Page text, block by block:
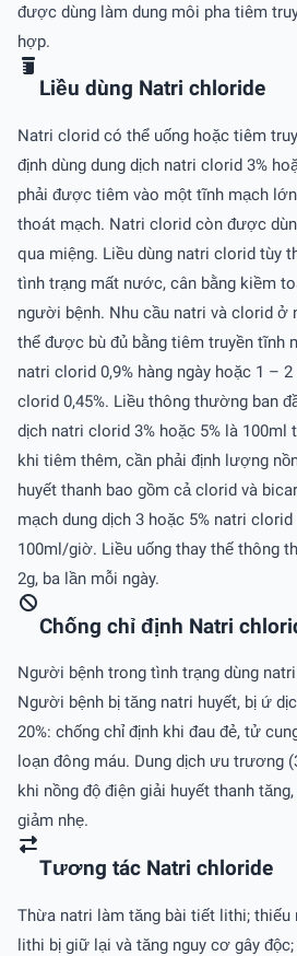
được dùng làm dung môi pha tiêm
hợp.
Liều dùng Natri chloride
Natri clorid có thể uống hoặc tiêm
định dùng dung dịch natri clorid 3%
phải được tiêm vào một tĩnh mạch
thoát mạch. Natri clorid còn được
qua miệng. Liều dùng natri clorid tùy
tình trạng mất nước, cân bằng kiềm
người bệnh. Nhu cầu natri và clorid
thể được bù đủ bằng tiêm truyền tĩnh
natri clorid 0,9% hàng ngày hoặc 1 –
clorid 0,45%. Liều thông thường ban
dịch natri clorid 3% hoặc 5% là
khi tiêm thêm, cần phải định lượng
huyết thanh bao gồm cả clorid và
mạch dung dịch 3 hoặc 5% natri
100ml/giờ. Liều uống thay thế thông
2g, ba lần mỗi ngày.
Chống chỉ định Natri
Người bệnh trong tình trạng dùng
Người bệnh bị tăng natri huyết, bị ứ
20%: chống chỉ định khi đau đẻ, tử
loạn đông máu. Dung dịch ưu trương
khi nồng độ điện giải huyết thanh
giảm nhẹ.
Tương tác Natri chloride
Thừa natri làm tăng bài tiết lithi; thiếu
lithi bị giữ lại và tăng nguy cơ gây